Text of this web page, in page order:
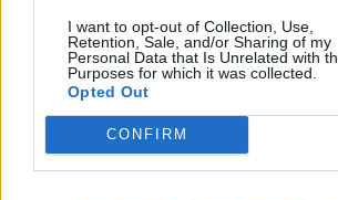
I want to opt-out of Collection, Use,
Retention, Sale, and/or Sharing of my
Personal Data that Is Unrelated with
Purposes for which it was collected.
Opted Out
CONFIRM
ΔΕΙΤΕ ΕΠΙΣΗΣ